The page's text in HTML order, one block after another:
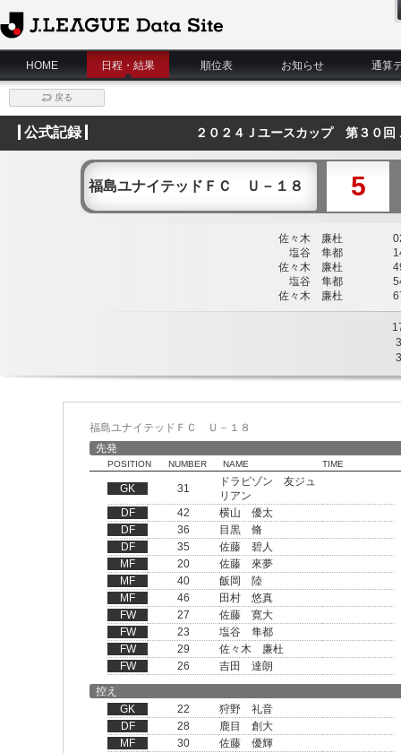
J.League Data Site
HOME
日程・結果 順位表 お知らせ 通算
戻る
公式記録 ２０２４Ｊユースカップ 第３０回
福島ユナイテッドＦＣ Ｕ－１８ 5
佐々木 廉杜
塩谷 隼都
佐々木 廉杜
塩谷 隼都
佐々木 廉杜
3
3
福島ユナイテッドＦＣ Ｕ－１８
先発
POSITION NUMBER NAME TIME
GK 31
ドラビゾン 友ジュ
リアン
DF
42
横山 優太
DF
36
目黒 脩
DF
35
佐藤 碧人
MF
20
佐藤 來夢
MF
40
飯岡 陸
MF
46
田村 悠真
FW
27
佐藤 寛大
FW
23
塩谷 隼都
FW
29
佐々木 廉杜
FW
26
吉田 達朗
控え
GK
22
狩野 礼音
DF
28
鹿目 創大
MF
30
佐藤 優輝